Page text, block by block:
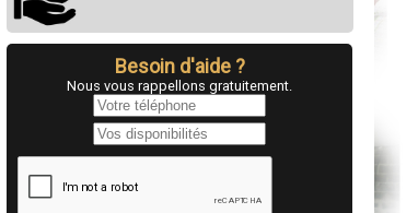
Besoin d'aide ?
Nous vous rappellons gratuitement.